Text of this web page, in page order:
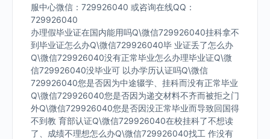
服中心微信：729926040 或咨询在线QQ：
729926040
办理假毕业证在国内能用吗Q\微信729926040挂科拿不
到毕业证怎么办Q\微信729926040毕 业证丢了怎么办
Q\微信729926040没有正常毕业怎么办理毕业证Q\微
信729926040没毕业可 以办学历认证吗Q\微信
729926040您是否因为中途辍学、挂科而没有正常毕业
Q\微信729926040您是否因为递交材料不齐而被拒之门
外Q\微信729926040您是否因没正常毕业而导致回国得
不到教 育部认证Q\微信729926040在校挂科了不想读
了、成绩不理想怎么办Q\微信729926040找工 作没有